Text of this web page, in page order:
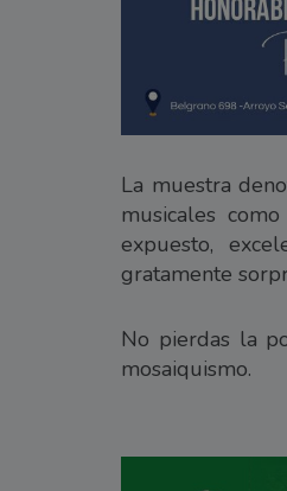
La muestra
musicales
expuesto,
gratamente
No pierdas la
mosaiquismo.